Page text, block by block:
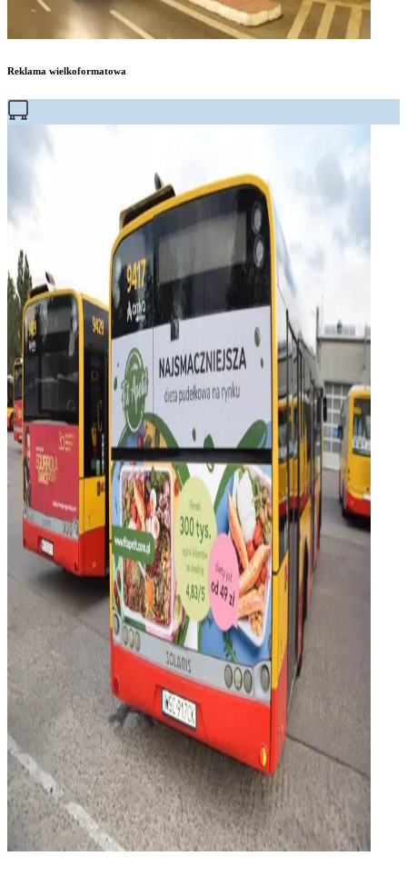
Reklama wielkoformatowa